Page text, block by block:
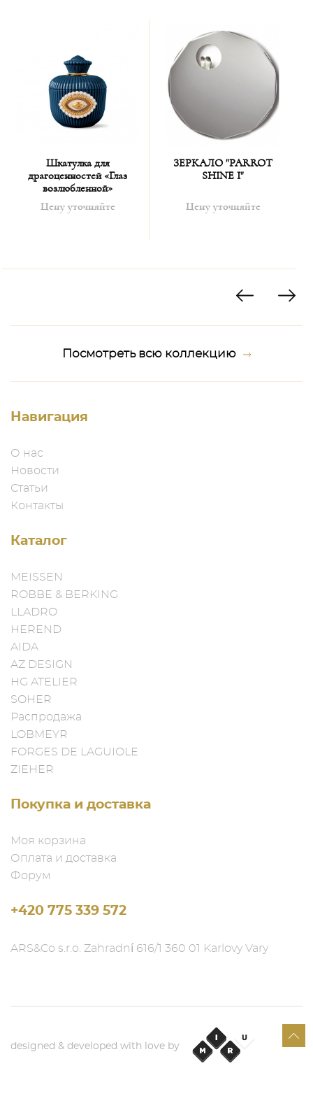
Шкатулка для
драгоценностей «Глаз
возлюбленной»
Цену уточняйте
ЗЕРКАЛО "PARROT
SHINE I"
Цену уточняйте
Посмотреть всю коллекцию
Навигация
О нас
Новости
Статьи
Контакты
Каталог
MEISSEN
ROBBE & BERKING
LLADRO
HEREND
AIDA
AZ DESIGN
HG ATELIER
SOHER
Распродажа
LOBMEYR
FORGES DE LAGUIOLE
ZIEHER
Покупка и доставка
Моя корзина
Оплата и доставка
Форум
+420 775 339 572
ARS&Co s.r.o. Zahradní 616/1 360 01 Karlovy Vary
designed & developed with love by